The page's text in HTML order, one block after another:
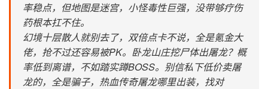
率稳点，但地图是迷宫，小怪毒性巨强，没带够疗伤
药根本扛不住。
幻境十层散人就别去了，双倍点卡不说，全是氪金大
佬，抢不过还容易被PK。卧龙山庄挖尸体出屠龙？概
率低到离谱，不如踏实蹲BOSS。别信私下低价卖屠
龙的，全是骗子，热血传奇屠龙哪里出装，找对